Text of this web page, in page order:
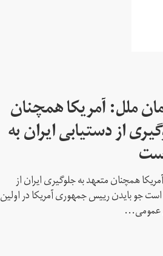
ملل: آمریکا همچنان
از دستیابی ایران به
همچنان متعهد به جلوگیری ایران از
جو بایدن رییس جمهوری آمریکا در اولین
عمومی...